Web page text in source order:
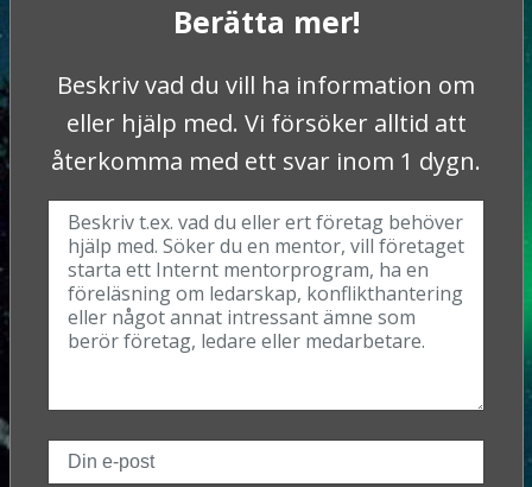
Berätta mer!
Beskriv vad du vill ha information om
eller hjälp med. Vi försöker alltid att
återkomma med ett svar inom 1 dygn.